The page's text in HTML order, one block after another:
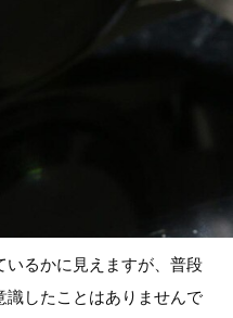
いるかに見えますが、普段
識したことはありませんで